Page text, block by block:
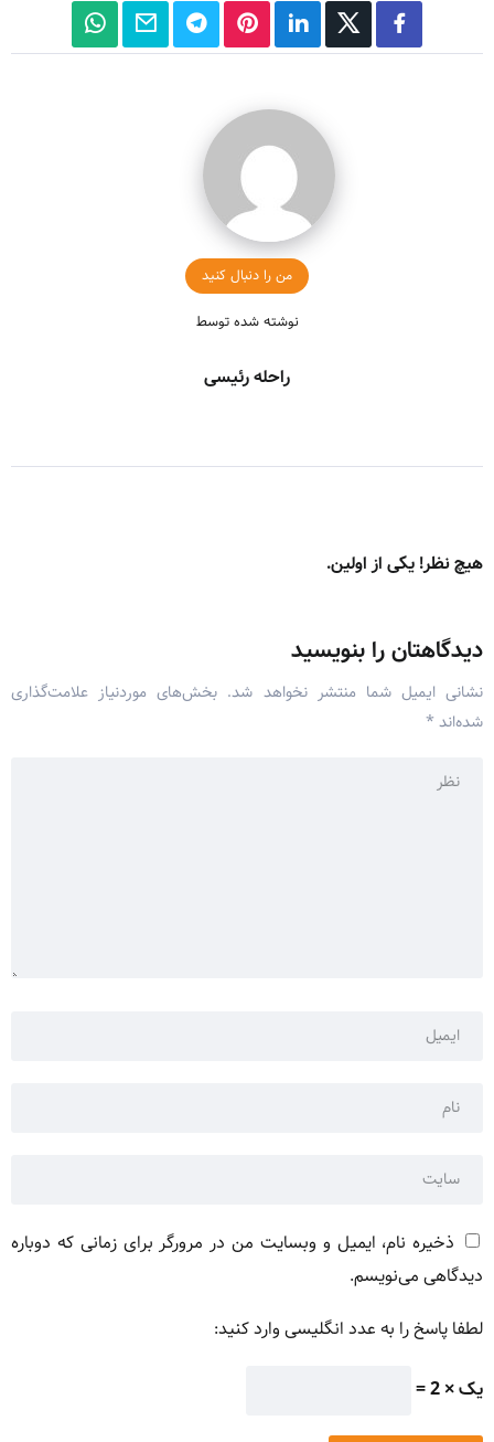
من را دنبال کنید
نوشته شده توسط
راحله رئیسی
هیچ نظر! یکی از اولین.
دیدگاهتان را بنویسید
نشانی ایمیل شما منتشر نخواهد شد. بخش‌های موردنیاز علامت‌گذاری
شده‌اند *
ذخیره نام، ایمیل و وبسایت من در مرورگر برای زمانی که دوباره
دیدگاهی می‌نویسم.
لطفا پاسخ را به عدد انگلیسی وارد کنید:
یک × 2 =